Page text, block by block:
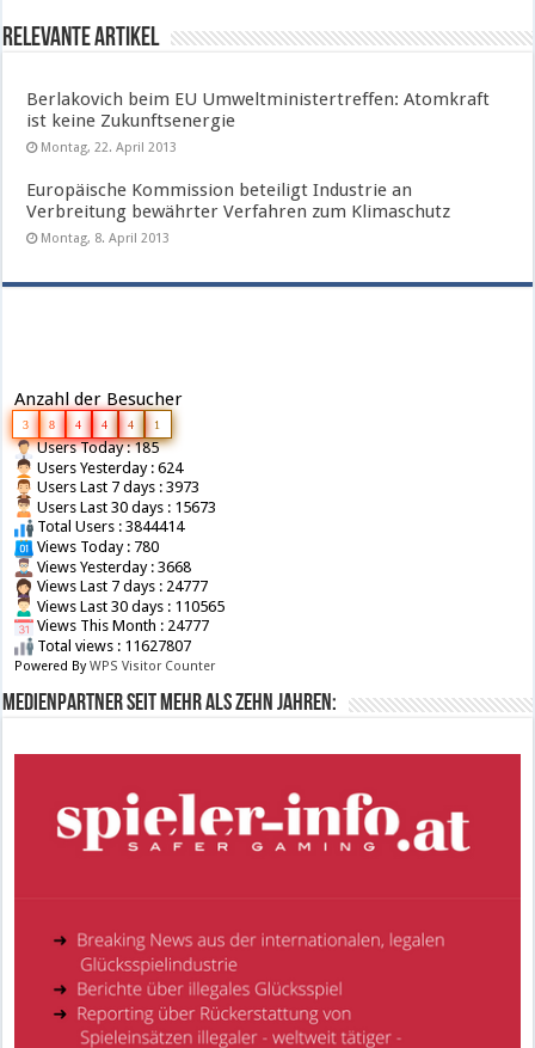
Relevante Artikel
Berlakovich beim EU Umweltministertreffen: Atomkraft
ist keine Zukunftsenergie
Montag, 22. April 2013
Europäische Kommission beteiligt Industrie an
Verbreitung bewährter Verfahren zum Klimaschutz
Montag, 8. April 2013
Anzahl der Besucher
3 8 4 4 4 1
Users Today : 185
Users Yesterday : 624
Users Last 7 days : 3973
Users Last 30 days : 15673
Total Users : 3844414
Views Today : 780
Views Yesterday : 3668
Views Last 7 days : 24777
Views Last 30 days : 110565
Views This Month : 24777
Total views : 11627807
Powered ByWPS Visitor Counter
Medienpartner seit mehr als zehn Jahren: